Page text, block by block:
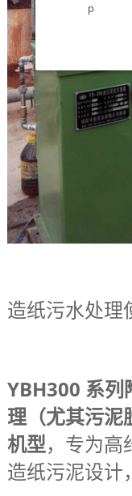
造纸污水处理
YBH300 系列
理（尤其污泥
机型， 专为高
造纸污泥设计
p